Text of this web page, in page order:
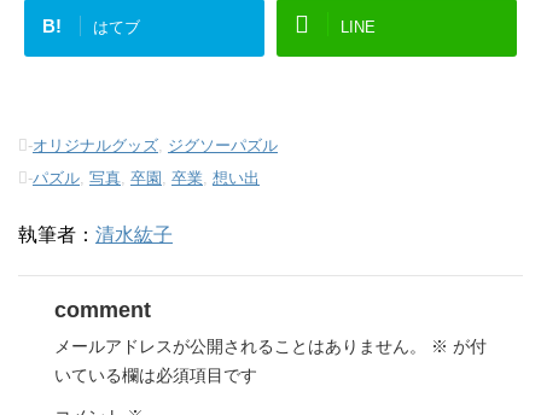
B! はてブ LINE
-オリジナルグッズ ジグソーパズル
-パズル 写真 卒園 卒業 想い出
執筆者： 清水紘子
comment
メールアドレスが公開されることはありません。 ※ が付
いている欄は必須項目です